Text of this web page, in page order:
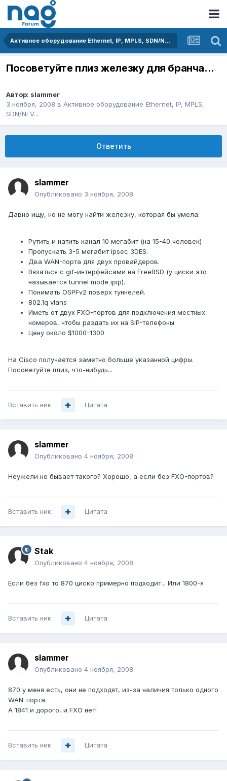
Активное оборудование Ethernet, IP, MPLS, SDN/NFV...
Посоветуйте плиз железку для бранча...
Автор: slammer
3 ноября, 2008 в Активное оборудование Ethernet, IP, MPLS,
SDN/NFV...
Ответить
slammer
Опубликовано 3 ноября, 2008
Давно ищу, но не могу найти железку, которая бы умела:
Рутить и натить канал 10 мегабит (на 15-40 человек)
Пропускать 3-5 мегабит ipsec 3DES.
Два WAN-порта для двух провайдеров.
Вязаться с gif-интерфейсами на FreeBSD (у циски это
называется tunnel mode ipip).
Понимать OSPFv2 поверх туннелей.
802.1q vlans
Иметь от двух FXO-портов для подключения местных
номеров, чтобы раздать их на SIP-телефоны
Цену около $1000-1300
На Cisco получается заметно больше указанной цифры.
Посоветуйте плиз, что-нибудь...
Вставить ник Цитата
slammer
Опубликовано 4 ноября, 2008
Неужели не бывает такого? Хорошо, а если без FXO-портов?
Вставить ник Цитата
Stak
Опубликовано 4 ноября, 2008
Если без fxo то 870 циско примерно подходит... Или 1800-я
Вставить ник Цитата
slammer
Опубликовано 4 ноября, 2008
870 у меня есть, они не подходят, из-за наличия только одного
WAN-порта.
А 1841 и дорого, и FXO нет!
Вставить ник Цитата